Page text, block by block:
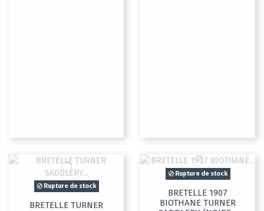
Rupture de stock
BRETELLE TURNER
Rupture de stock
BRETELLE 1907
BIOTHANE TURNER